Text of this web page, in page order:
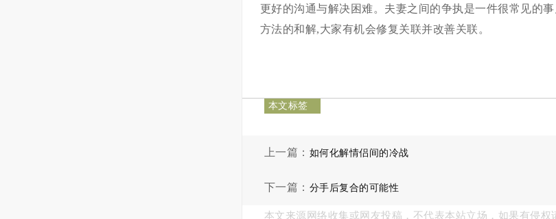
更好的沟通与解决困难。夫妻之间的争执是一件很常见的
方法的和解,大家有机会修复关联并改善关联。
本文标签
上一篇： 如何化解情侣间的冷战
下一篇： 分手后复合的可能性
本文来源网络收集或网友投稿，不代表本站立场，如果有侵权